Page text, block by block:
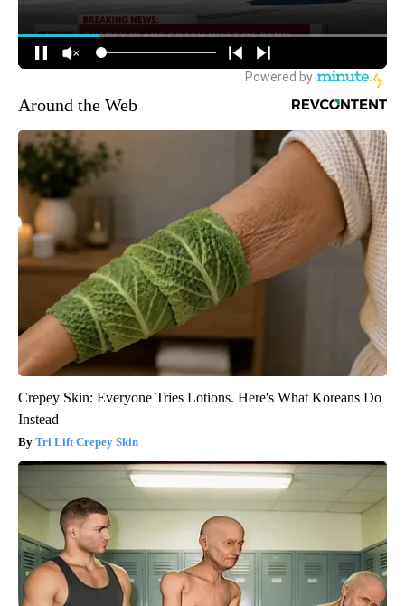
Around the Web
Crepey Skin: Everyone Tries Lotions. Here's What Koreans Do
Instead
Tri Lift Crepey Skin